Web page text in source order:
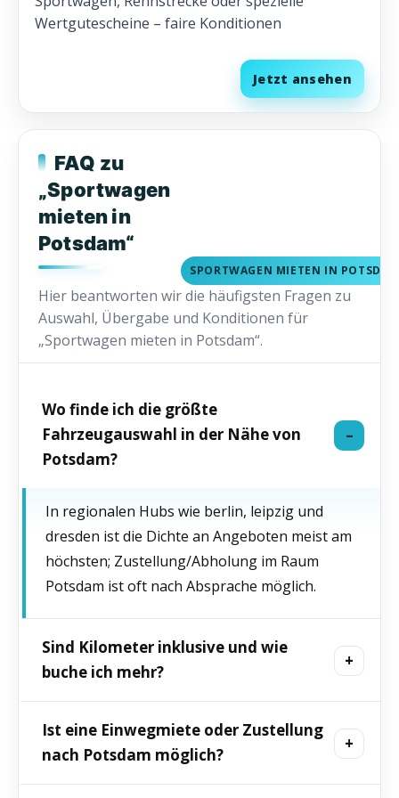
Wertgutescheine – faire Konditionen
Jetzt ansehen
FAQ zu
„Sportwagen
mieten in
Potsdam“
SPORTWAGEN MIETEN IN POTSDAM
Hier beantworten wir die häufigsten Fragen zu
Auswahl, Übergabe und Konditionen für
„Sportwagen mieten in Potsdam“.
Wo finde ich die größte
Fahrzeugauswahl in der Nähe von
Potsdam?
In regionalen Hubs wie berlin, leipzig und
dresden ist die Dichte an Angeboten meist am
höchsten; Zustellung/Abholung im Raum
Potsdam ist oft nach Absprache möglich.
Sind Kilometer inklusive und wie
buche ich mehr?
Je nach Tarif sind Tageskontingente inklusive;
zusätzliche Kilometer können flexibel
Ist eine Einwegmiete oder Zustellung
nach Potsdam möglich?